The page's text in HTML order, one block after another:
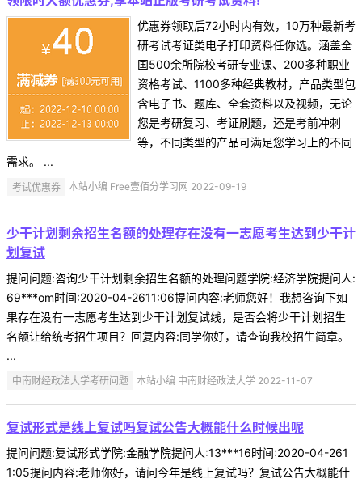
优惠券领取后72小时内有效，10万种最新考
研考试考证类电子打印资料任你选。涵盖全
国500余所院校考研专业课、200多种职业
资格考试、1100多种经典教材，产品类型包
含电子书、题库、全套资料以及视频，无论
您是考研复习、考证刷题，还是考前冲刺
等，不同类型的产品可满足您学习上的不同
需求。 ...
考试优惠券 本站小编 Free壹佰分学习网 2022-09-19
少干计划剩余招生名额的处理存在没有一志愿考生达到少干计
划复试
提问问题:咨询少干计划剩余招生名额的处理问题学院:经济学院提问人:
69***om时间:2020-04-2611:06提问内容:老师您好！我想咨询下如
果存在没有一志愿考生达到少干计划复试线，是否会将少干计划招生
名额让给统考招生项目？回复内容:同学你好，请查询我校招生简章。
...
中南财经政法大学考研问题 本站小编 中南财经政法大学 2022-11-07
复试形式是线上复试吗复试公告大概能什么时候出呢
提问问题:复试形式学院:金融学院提问人:13***16时间:2020-04-261
1:05提问内容:老师你好，请问今年是线上复试吗？复试公告大概能什